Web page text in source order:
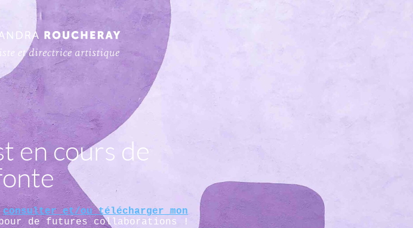
en cours de
consulter et/ou télécharger mon
de futures collaborations !